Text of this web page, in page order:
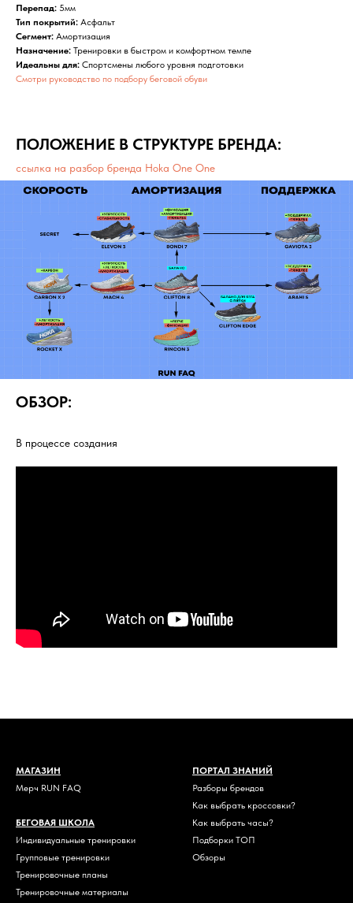
Перепад: 5мм
Тип покрытий: Асфальт
Сегмент: Амортизация
Назначение: Тренировки в быстром и комфортном темпе
Идеальны для: Спортсмены любого уровня подготовки
Смотри руководство по подбору беговой обуви
ПОЛОЖЕНИЕ В СТРУКТУРЕ БРЕНДА:
ссылка на разбор бренда Hoka One One
ОБЗОР:
В процессе создания
МАГАЗИН
Мерч RUN FAQ
БЕГОВАЯ ШКОЛА
Индивидуальные тренировки
Групповые тренировки
Тренировочные планы
Тренировочные материалы
ПОРТАЛ ЗНАНИЙ
Разборы брендов
Как выбрать кроссовки?
Как выбрать часы?
Подборки ТОП
Обзоры